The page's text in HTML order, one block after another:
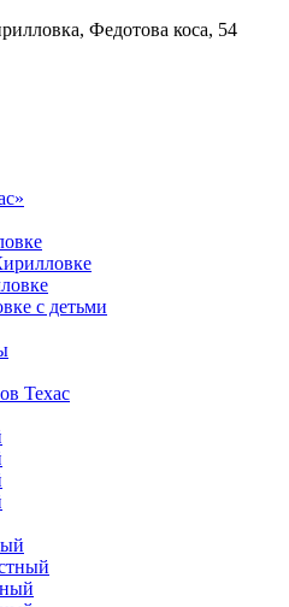
Федотова коса, 54
с детьми
Техас